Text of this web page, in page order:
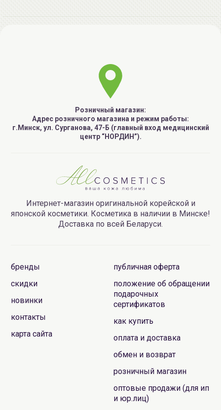
Розничный магазин:
Адрес розничного магазина и режим работы:
г.Минск, ул. Сурганова, 47-Б (главный вход медицинский
центр “НОРДИН”).
Интернет-магазин оригинальной корейской и
японской косметики. Косметика в наличии в Минске!
Доставка по всей Беларуси.
бренды
скидки
новинки
контакты
карта сайта
публичная оферта
положение об обращении
подарочных
сертификатов
как купить
оплата и доставка
обмен и возврат
розничный магазин
оптовые продажи (для ип
и юр.лиц)